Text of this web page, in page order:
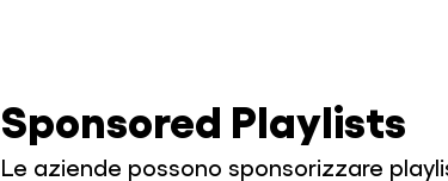
Sponsored Playlists
Le aziende possono sponsorizzare